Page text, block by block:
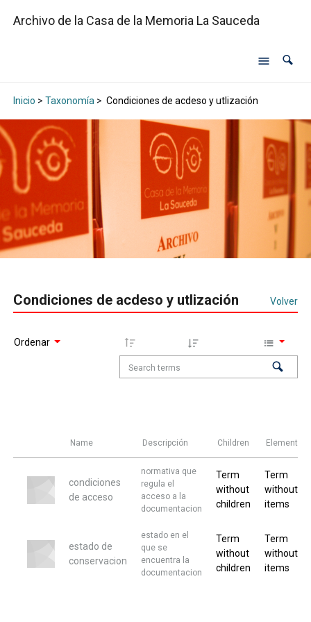
Archivo de la Casa de la Memoria La Sauceda
Inicio > Taxonomía > Condiciones de acdeso y utlización
Condiciones de acdeso y utlización Volver
Ordenar
Name Descripción Children Elementos
condiciones
de acceso
normativa que
regula el
acceso a la
documentacion
Term
without
children
Term
without
items
estado de
conservacion
estado en el
que se
encuentra la
documentacion
Term
without
children
Term
without
items